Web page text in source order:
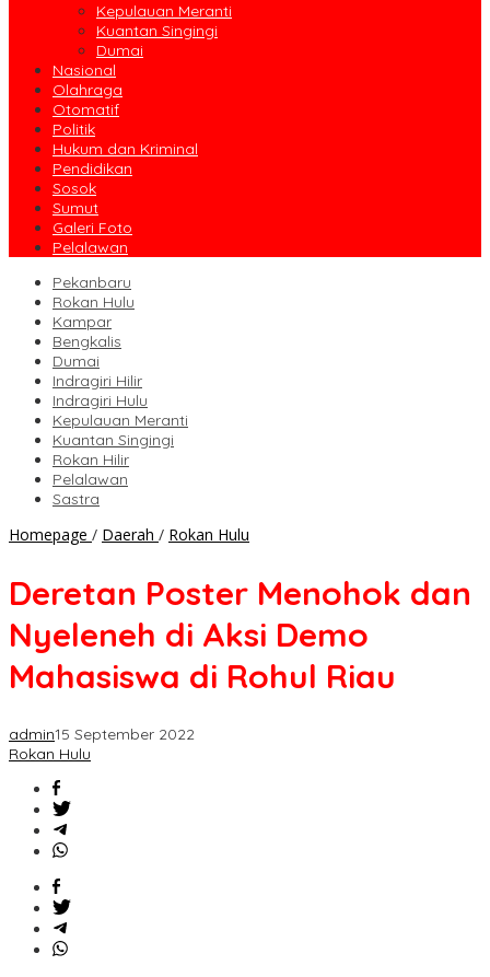
Kepulauan Meranti
Kuantan Singingi
Dumai
Nasional
Olahraga
Otomatif
Politik
Hukum dan Kriminal
Pendidikan
Sosok
Sumut
Galeri Foto
Pelalawan
Pekanbaru
Rokan Hulu
Kampar
Bengkalis
Dumai
Indragiri Hilir
Indragiri Hulu
Kepulauan Meranti
Kuantan Singingi
Rokan Hilir
Pelalawan
Sastra
Homepage / Daerah / Rokan Hulu
dan
di
Demo
Deretan Poster Menohok dan
Nyeleneh di Aksi Demo
Mahasiswa di Rohul Riau
admin15 September 2022
Rokan Hulu